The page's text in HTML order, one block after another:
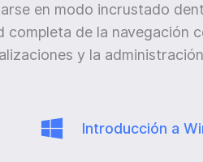
en modo incrustado
de la navegación
y la
Introducción a